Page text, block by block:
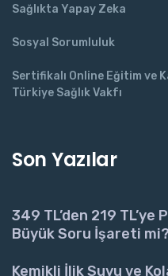
Sağlıkta Yapay Zeka
Sosyal Sorumluluk
Sertifikalı Online Eğitim ve
Türkiye Sağlık Vakfı
Son Yazılar
349 TL’den 219
Büyük Soru İşareti mi?
Kemikli İlik Suyu ve